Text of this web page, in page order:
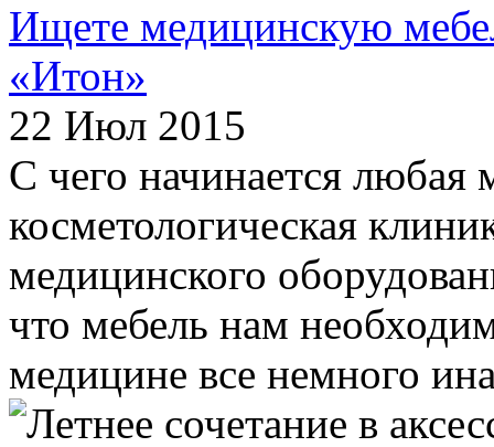
Ищете медицинскую
«Итон»
22 Июл 2015
С чего начинается любая
косметологическая
медицинского
что мебель нам
медицине все немного